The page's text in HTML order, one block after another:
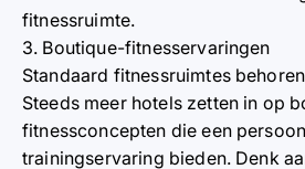
fitnessruimte.
3. Boutique-fitnesservaringen
Standaard fitnessruimtes
Steeds meer hotels zetten in op
fitnessconcepten die een
trainingservaring bieden. Denk